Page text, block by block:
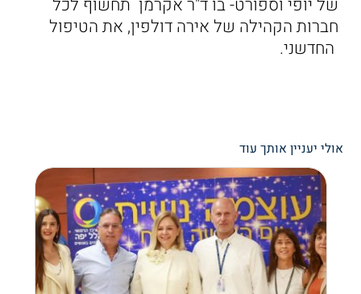
חברות הקהילה של אירה דולפין, את הטיפול
החדשני.
אולי יעניין אותך עוד